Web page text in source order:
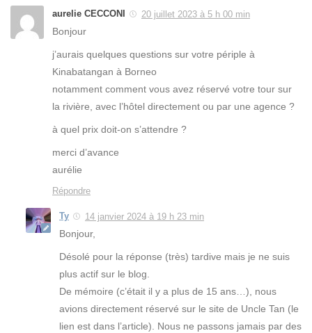
aurelie CECCONI 20 juillet 2023 à 5 h 00 min
Bonjour
j’aurais quelques questions sur votre périple à
Kinabatangan à Borneo
notamment comment vous avez réservé votre tour sur
la rivière, avec l’hôtel directement ou par une agence ?
à quel prix doit-on s’attendre ?
merci d’avance
aurélie
Répondre
Ty 14 janvier 2024 à 19 h 23 min
Bonjour,
Désolé pour la réponse (très) tardive mais je ne suis
plus actif sur le blog.
De mémoire (c’était il y a plus de 15 ans…), nous
avions directement réservé sur le site de Uncle Tan (le
lien est dans l’article). Nous ne passons jamais par des